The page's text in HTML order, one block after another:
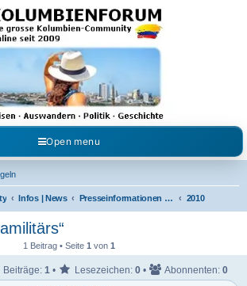
- Das
der
Politik, Geschichte und Visum in Kolumbien und Venezuela.
Gemeinschaft im Kolumbienforum
Open menu
Infos | News Presseinformationen & Neuigkeiten 2010
1 Beitrag • Seite 1 von 1
Beiträge: 1 • Lesezeichen: 0 • Abonnenten: 0